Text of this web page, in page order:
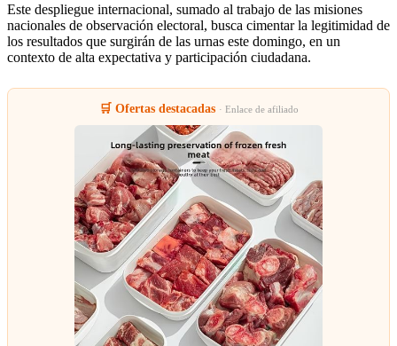
Este despliegue internacional, sumado al trabajo de las misiones
nacionales de observación electoral, busca cimentar la legitimidad de
los resultados que surgirán de las urnas este domingo, en un
contexto de alta expectativa y participación ciudadana.
🛒 Ofertas destacadas · Enlace de afiliado